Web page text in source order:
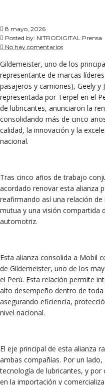
8 mayo, 2026
Posted by: NITRODIGITAL Prensa
No hay comentarios
Gildemeister, uno de los
representante de marcas
pasajeros y camiones), Geely y
representada por Terpel en el
de lubricantes, anunciaron la
consolidando más de cinco
calidad, la innovación y la
nacional.
Tras cinco años de trabajo
acordado renovar esta alianza
reafirmando así una relación
mutua y una visión compartida
automotriz.
Esta alianza consolida a Mobil
de Gildemeister, uno de los
el Perú. Esta relación permite
alto desempeño dentro de
asegurando eficiencia,
nivel nacional.
El eje principal de esta alianza
ambas compañías. Por un
tecnología de lubricantes, y
en la importación y